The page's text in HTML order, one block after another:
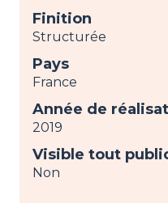
Finition
Structurée
Pays
France
Année de
2019
Visible tout
Non